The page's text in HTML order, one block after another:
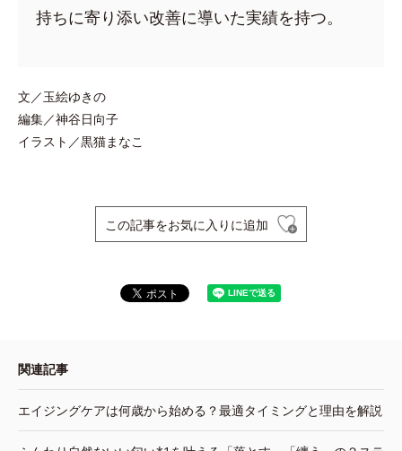
持ちに寄り添い改善に導いた実績を持つ。
文／玉絵ゆきの
編集／神谷日向子
イラスト／黒猫まなこ
この記事をお気に入りに追加
関連記事
エイジングケアは何歳から始める？最適タイミングと理由を解説